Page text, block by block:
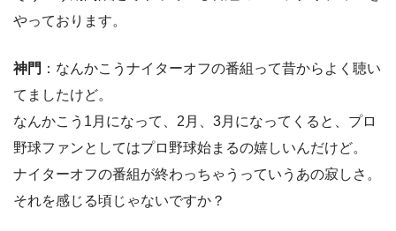
やっております。
神門 ：なんかこうナイターオフの番組って昔からよく聴い
てましたけど。
なんかこう1月になって、2月、3月になってくると、プロ
野球ファンとしてはプロ野球始まるの嬉しいんだけど。
ナイターオフの番組が終わっちゃうっていうあの寂しさ。
それを感じる頃じゃないですか？